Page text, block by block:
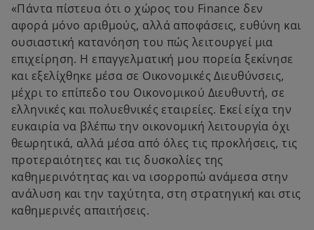
«Πάντα πίστευα ότι ο χώρος του Finance δεν
αφορά μόνο αριθμούς, αλλά αποφάσεις, ευθύνη και
ουσιαστική κατανόηση του πώς λειτουργεί μια
επιχείρηση. Η επαγγελματική μου πορεία ξεκίνησε
και εξελίχθηκε μέσα σε Oικονομικές Διευθύνσεις,
μέχρι το επίπεδο του Οικονομικού Διευθυντή, σε
ελληνικές και πολυεθνικές εταιρείες. Εκεί είχα την
ευκαιρία να βλέπω την οικονομική λειτουργία όχι
θεωρητικά, αλλά μέσα από όλες τις προκλήσεις, τις
προτεραιότητες και τις δυσκολίες της
καθημερινότητας και να ισορροπώ ανάμεσα στην
ανάλυση και την ταχύτητα, στη στρατηγική και στις
καθημερινές απαιτήσεις.